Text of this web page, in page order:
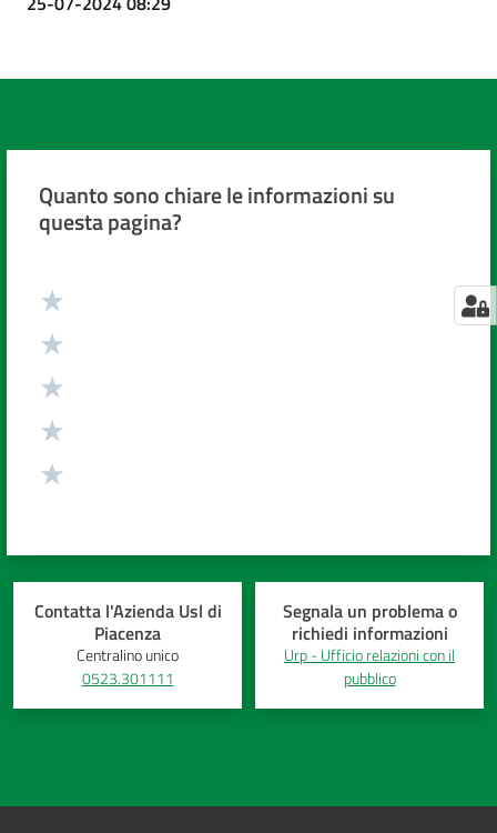
Quanto sono chiare le informazioni su
questa pagina?
Contatta l'Azienda Usl di
Piacenza
Centralino unico
0523.301111
Segnala un problema o
richiedi informazioni
Urp - Ufficio relazioni con il
pubblico